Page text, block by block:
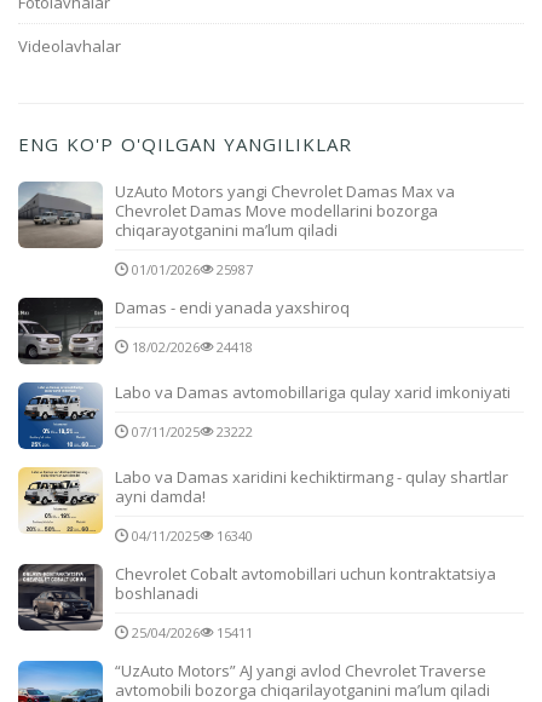
Videolavhalar
ENG KO'P O'QILGAN YANGILIKLAR
UzAuto Motors yangi Chevrolet Damas Max va
Chevrolet Damas Move modellarini bozorga
chiqarayotganini ma’lum qiladi
01/01/2026 25987
Damas - endi yanada yaxshiroq
18/02/2026 24418
Labo va Damas avtomobillariga qulay xarid imkoniyati
07/11/2025 23222
Labo va Damas xaridini kechiktirmang - qulay shartlar
ayni damda!
04/11/2025 16340
Chevrolet Cobalt avtomobillari uchun kontraktatsiya
boshlanadi
25/04/2026 15411
“UzAuto Motors” AJ yangi avlod Chevrolet Traverse
avtomobili bozorga chiqarilayotganini ma’lum qiladi